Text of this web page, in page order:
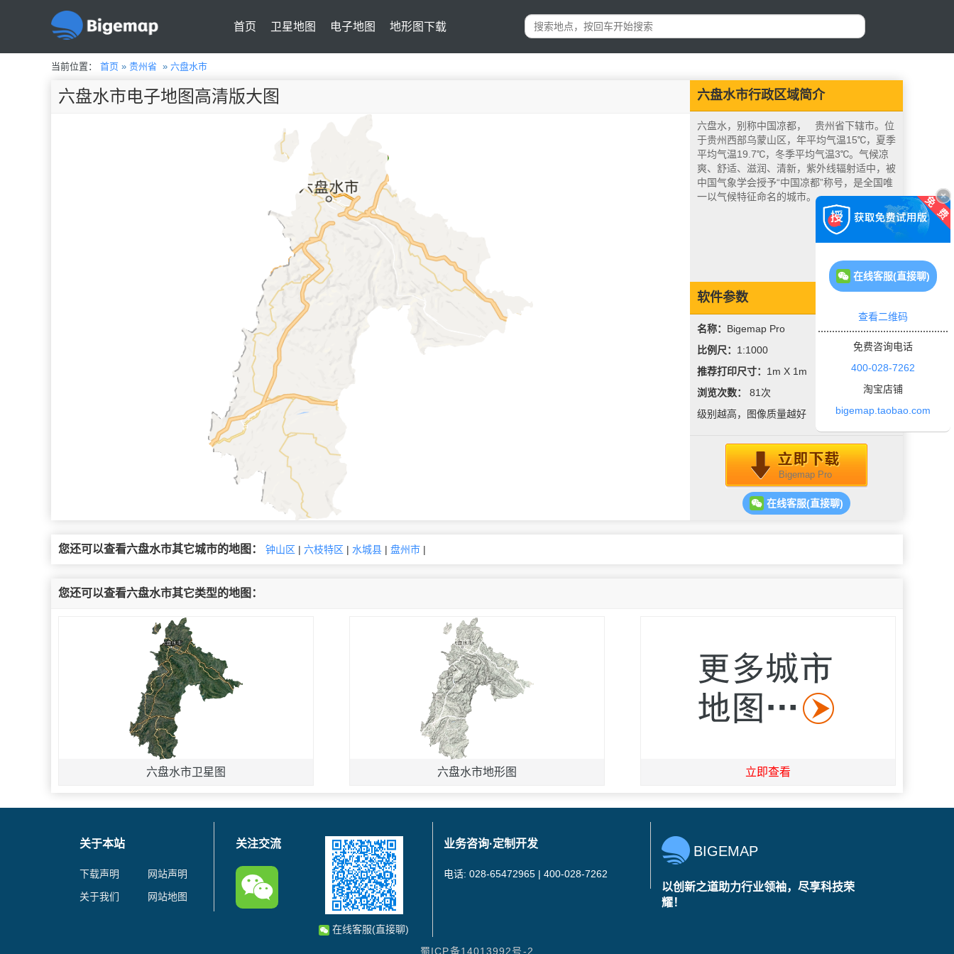
首页 卫星地图 电子地图 地形图下载
当前位置： 首页 » 贵州省 » 六盘水市
六盘水市行政区域简介
六盘水，别称中国凉都， 贵州省下辖市。位
于贵州西部乌蒙山区，年平均气温15℃，夏季
平均气温19.7℃，冬季平均气温3℃。气候凉
爽、舒适、滋润、清新，紫外线辐射适中，被
中国气象学会授予“中国凉都”称号，是全国唯
一以气候特征命名的城市。
软件参数
名称： Bigemap Pro
比例尺： 1:1000
推荐打印尺寸： 1m X 1m
浏览次数： 81 次
级别越高，图像质量越好
Bigemap Pro
在线客服(直接聊)
六盘水市电子地图高清版大图
您还可以查看六盘水市其它城市的地图： 钟山区 | 六枝特区 | 水城县 | 盘州市 |
您还可以查看六盘水市其它类型的地图：
六盘水市卫星图 六盘水市地形图 立即查看
关于本站
下载声明
网站声明
关于我们
网站地图
关注交流
在线客服(直接聊)
业务咨询·定制开发
电话: 028-65472965 | 400-028-7262
BIGEMAP
以创新之道助力行业领袖，尽享科技荣
耀！
蜀ICP备14013992号-2
在线客服(直接聊)
查看二维码
免费咨询电话
400-028-7262
淘宝店铺
bigemap.taobao.com